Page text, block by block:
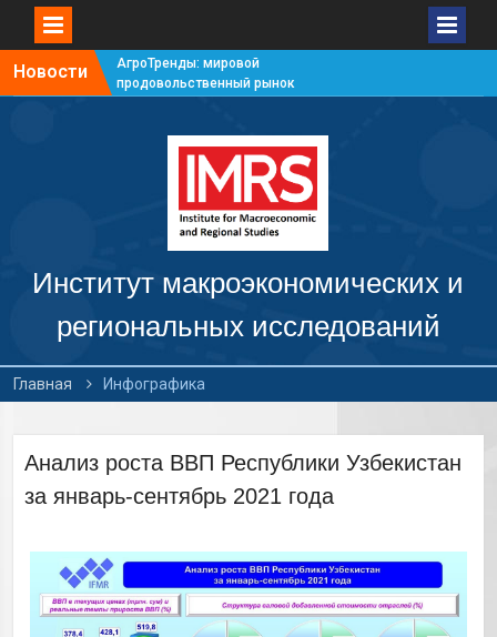
Новости
АгроТренды: мировой
продовольственный рынок
продовольственный рынок
АгроТренды: мировой
продовольственный рынок
АгроТренды: мировой
#4
Институт макроэкономических и
региональных исследований
Главная Инфографика
Анализ роста ВВП Республики Узбекистан
за январь-сентябрь 2021 года